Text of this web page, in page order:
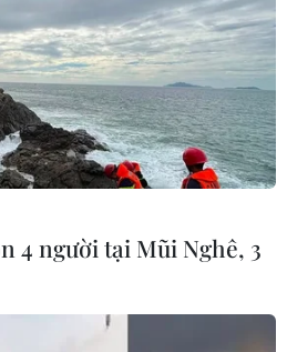
thành phố được coi
Italy
thành phố Bolzano luôn đứng
thành phố có chất lượng cuộc
4 người tại Mũi Nghê, 3